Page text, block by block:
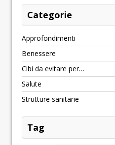
Categorie
Approfondimenti
Benessere
Cibi da evitare per…
Salute
Strutture sanitarie
Tag